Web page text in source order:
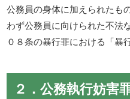
公務員の身体に加えられたも
わず公務員に向けられた不法
０８条の暴行罪における「暴
２．公務執行妨害